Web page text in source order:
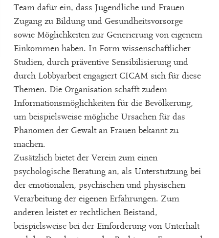
Team dafür ein, dass Jugendliche und Frauen
Zugang zu Bildung und Gesundheitsvorsorge
sowie Möglichkeiten zur Generierung von eigenem
Einkommen haben. In Form wissenschaftlicher
Studien, durch präventive Sensibilisierung und
durch Lobbyarbeit engagiert CICAM sich für diese
Themen. Die Organisation schafft zudem
Informationsmöglichkeiten für die Bevölkerung,
um beispielsweise mögliche Ursachen für das
Phänomen der Gewalt an Frauen bekannt zu
machen.
Zusätzlich bietet der Verein zum einen
psychologische Beratung an, als Unterstützung bei
der emotionalen, psychischen und physischen
Verarbeitung der eigenen Erfahrungen. Zum
anderen leistet er rechtlichen Beistand,
beispielsweise bei der Einforderung von Unterhalt